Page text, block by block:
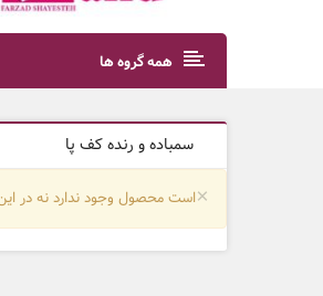
همه گروه ها
سمباده و رنده کف پا
×است محصول وجود ندارد نه در